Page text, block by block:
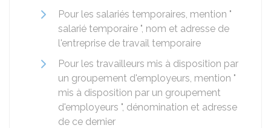
Pour les salariés temporaires, mention "
salarié temporaire ", nom et adresse de
l'entreprise de travail temporaire
Pour les travailleurs mis à disposition par
un groupement d'employeurs, mention "
mis à disposition par un groupement
d'employeurs ", dénomination et adresse
de ce dernier